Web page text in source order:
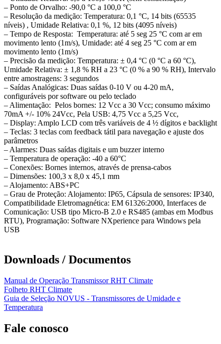
– Ponto de Orvalho: -90,0 °C a 100,0 °C
– Resolução da medição: Temperatura: 0,1 °C, 14 bits (65535
níveis) , Umidade Relativa: 0,1 %, 12 bits (4095 níveis)
– Tempo de Resposta: Temperatura: até 5 seg 25 °C com ar em
movimento lento (1m/s), Umidade: até 4 seg 25 °C com ar em
movimento lento (1m/s)
– Precisão da medição: Temperatura: ± 0,4 °C (0 °C a 60 °C),
Umidade Relativa: ± 1,8 % RH a 23 °C (0 % a 90 % RH), Intervalo
entre amostragens: 3 segundos
– Saídas Analógicas: Duas saídas 0-10 V ou 4-20 mA,
configuráveis por software ou pelo teclado
– Alimentação: Pelos bornes: 12 Vcc a 30 Vcc; consumo máximo
70mA +/- 10% 24Vcc, Pela USB: 4,75 Vcc a 5,25 Vcc,
– Display: Amplo LCD com três variáveis de 4 ½ dígitos e backlight
– Teclas: 3 teclas com feedback tátil para navegação e ajuste dos
parâmetros
– Alarmes: Duas saídas digitais e um buzzer interno
– Temperatura de operação: -40 a 60°C
– Conexões: Bornes internos, através de prensa-cabos
– Dimensões: 100,3 x 8,0 x 45,1 mm
– Alojamento: ABS+PC
– Grau de Proteção: Alojamento: IP65, Cápsula de sensores: IP340,
Compatibilidade Eletromagnética: EM 61326:2000, Interfaces de
Comunicação: USB tipo Micro-B 2.0 e RS485 (ambas em Modbus
RTU), Programação: Software NXperience para Windows pela
USB
Downloads / Documentos
Manual de Operação Transmissor RHT Climate
Folheto RHT Climate
Guia de Seleção NOVUS - Transmissores de Umidade e
Temperatura
Fale conosco